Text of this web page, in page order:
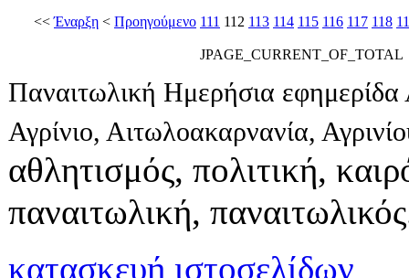
<<Έναρξη < Προηγούμενο 111 112 113 114 115 116 117 118
JPAGE_CURRENT_OF_TOTAL
Παναιτωλική Ημερήσια εφημερίδα
Αγρίνιο, Αιτωλοακαρνανία,
αθλητισμός, πολιτική,
παναιτωλική,
κατασκευή ιστοσελίδων